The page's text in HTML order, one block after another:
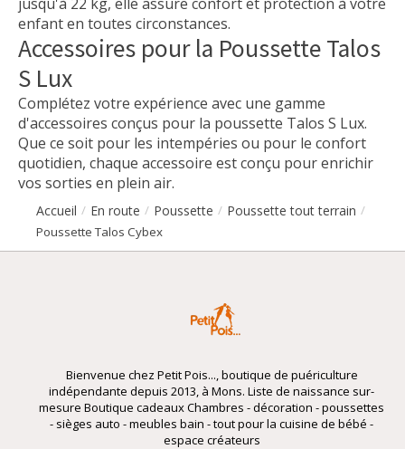
enfant en toutes circonstances.
Accessoires pour la Poussette Talos
S Lux
Complétez votre expérience avec une gamme
d'accessoires conçus pour la poussette Talos S Lux.
Que ce soit pour les intempéries ou pour le confort
quotidien, chaque accessoire est conçu pour enrichir
vos sorties en plein air.
Accueil / En route / Poussette / Poussette tout terrain /
Poussette Talos Cybex
Bienvenue chez Petit Pois..., boutique de puériculture
indépendante depuis 2013, à Mons. Liste de naissance sur-
mesure Boutique cadeaux Chambres - décoration - poussettes
- sièges auto - meubles bain - tout pour la cuisine de bébé -
espace créateurs